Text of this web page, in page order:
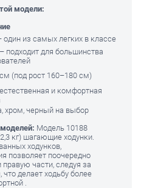
модели:
один из самых легких в классе
подходит для большинства
(под рост 160–180 см)
и комфортная
хром, черный на выбор
Модель 10188
кг) шагающие ходунки.
ходунков,
позволяет поочередно
части, следуя за
делает ходьбу более
.